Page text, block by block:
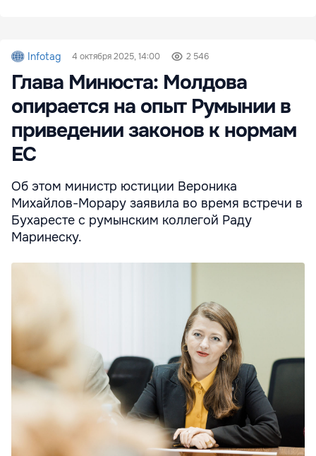
Infotag 4 октября 2025, 14:00 2 546
Глава Минюста: Молдова
опирается на опыт Румынии в
приведении законов к нормам
ЕС
Об этом министр юстиции Вероника
Михайлов-Морару заявила во время встречи в
Бухаресте с румынским коллегой Раду
Маринеску.